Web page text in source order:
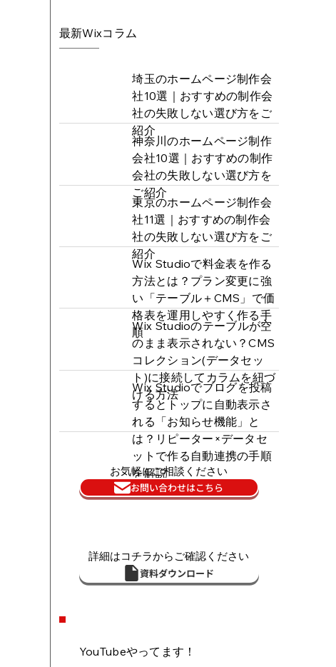
最新Wixコラム
埼玉のホームページ制作会
社10選｜おすすめの制作会
社の失敗しない選び方をご
紹介
神奈川のホームページ制作
会社10選｜おすすめの制作
会社の失敗しない選び方を
ご紹介
東京のホームページ制作会
社11選｜おすすめの制作会
社の失敗しない選び方をご
紹介
Wix Studioで料金表を作る
方法とは？プラン変更に強
い「テーブル＋CMS」で価
格表を運用しやすく作る手
順
Wix Studioのテーブルが空
のまま表示されない？CMS
コレクション(データセッ
ト)に接続してカラムを紐づ
ける方法
Wix Studioでブログを投稿
するとトップに自動表示さ
れる「お知らせ機能」と
は？リピーター×データセ
ットで作る自動連携の手順
を解説
お気軽にご相談ください
お問い合わせはこちら
詳細はコチラからご確認ください
資料ダウンロード
YouTubeやってます！